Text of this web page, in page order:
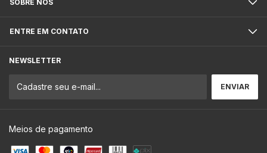
SOBRE NÓS
ENTRE EM CONTATO
NEWSLETTER
Meios de pagamento